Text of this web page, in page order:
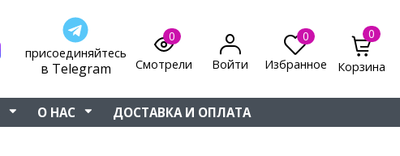
присоединяйтесь
в Telegram
0
Смотрели
Войти
0
Избранное
0
Корзина
О НАС ДОСТАВКА И ОПЛАТА